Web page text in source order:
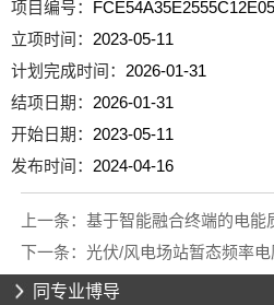
项目编号：
立项时间： 2023-05-11
计划完成时间： 2026-01-31
结项日期： 2026-01-31
开始日期： 2023-05-11
发布时间： 2024-04-16
上一条： 基于智能融合终端的电能
下一条： 光伏/风电场站暂态频率
同专业博导